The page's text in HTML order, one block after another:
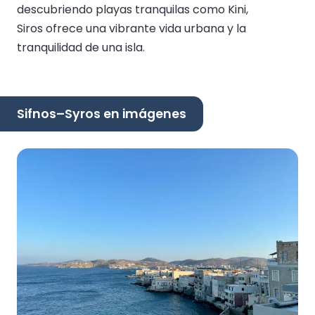
descubriendo playas tranquilas como Kini,
Siros ofrece una vibrante vida urbana y la
tranquilidad de una isla.
Sifnos–Syros en imágenes